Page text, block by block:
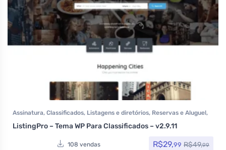
Assinatura, Classificados, Listagens e diretórios, Reservas e Aluguel,
Temas
ListingPro – Tema WP Para Classificados – v2.9.11
108 vendas R$29,99 R$49,99